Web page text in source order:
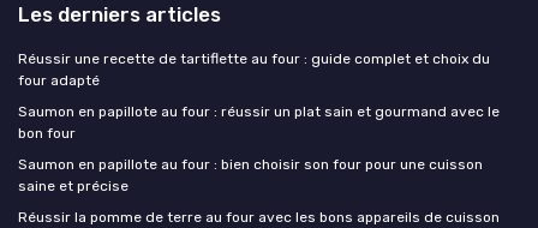
Les derniers articles
Réussir une recette de tartiflette au four : guide complet et choix du
four adapté
Saumon en papillote au four : réussir un plat sain et gourmand avec le
bon four
Saumon en papillote au four : bien choisir son four pour une cuisson
saine et précise
Réussir la pomme de terre au four avec les bons appareils de cuisson